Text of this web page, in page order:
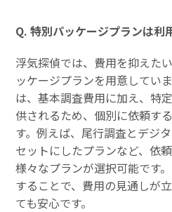
Q. 特別パッケージプランは利
浮気探偵では、費用を抑えた
ッケージプランを用意してい
は、基本調査費用に加え、特
供されるため、個別に依頼す
す。例えば、尾行調査とデジ
セットにしたプランなど、依
様々なプランが選択可能です
することで、費用の見通しが
ても安心です。